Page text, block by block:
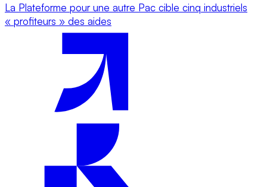
La Plateforme pour une autre Pac cible cinq industriels
« profiteurs » des aides